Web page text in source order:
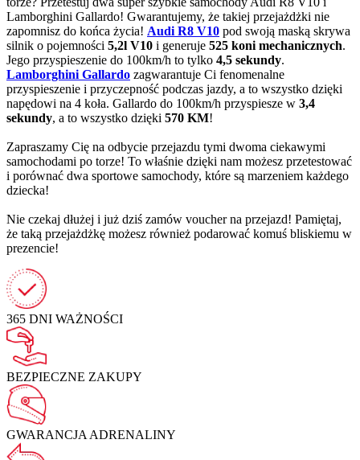
Lamborghini Gallardo! Gwarantujemy, że takiej przejażdżki nie
zapomnisz do końca życia! Audi R8 V10 pod swoją maską skrywa
silnik o pojemności 5,2l V10 i generuje 525 koni mechanicznych.
Jego przyspieszenie do 100km/h to tylko 4,5 sekundy.
Lamborghini Gallardo zagwarantuje Ci fenomenalne
przyspieszenie i przyczepność podczas jazdy, a to wszystko dzięki
napędowi na 4 koła. Gallardo do 100km/h przyspiesze w 3,4
sekundy, a to wszystko dzięki 570 KM!
Zapraszamy Cię na odbycie przejazdu tymi dwoma ciekawymi
samochodami po torze! To właśnie dzięki nam możesz przetestować
i porównać dwa sportowe samochody, które są marzeniem każdego
dziecka!
Nie czekaj dłużej i już dziś zamów voucher na przejazd! Pamiętaj,
że taką przejażdżkę możesz również podarować komuś bliskiemu w
prezencie!
365 DNI WAŻNOŚCI
BEZPIECZNE ZAKUPY
GWARANCJA ADRENALINY